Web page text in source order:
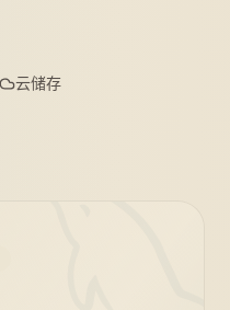
云储存